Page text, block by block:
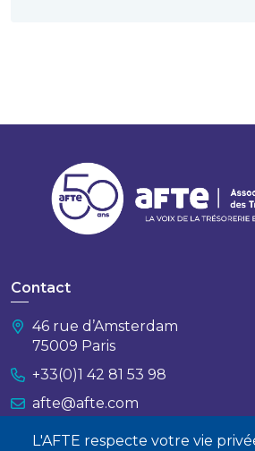
L'AFTE respecte votre vie
Contact
46 rue d’Amsterdam
75009 Paris
+33(0)1 42 81 53 98
afte@afte.com
Nous contacter